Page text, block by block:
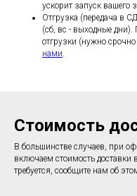
ускорит запуск вашего
Отгрузка (передача в
(сб, вс - выходные дни).
отгрузки (нужно
нами.
Стоимость
В большинстве случаев, при
включаем стоимость доставки
требуется, сообщите нам об